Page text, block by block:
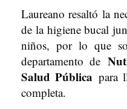
Laureano resaltó la
de la higiene bucal
niños, por lo que
departamento de
Salud Pública para
completa.